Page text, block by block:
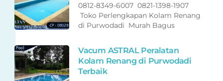
0812-8349-6007 0821-1398-1907
Toko Perlengkapan Kolam Renang
di Purwodadi Murah Bagus
Vacum ASTRAL Peralatan
Kolam Renang di Purwodadi
Terbaik